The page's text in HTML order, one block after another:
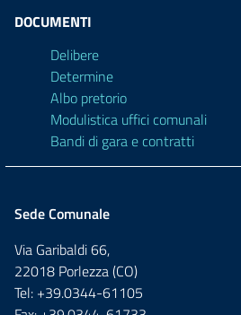
DOCUMENTI
Delibere
Determine
Albo pretorio
Modulistica uffici comunali
Bandi di gara e contratti
Sede Comunale
Via Garibaldi 66,
22018 Porlezza (CO)
Tel: +39.0344-61105